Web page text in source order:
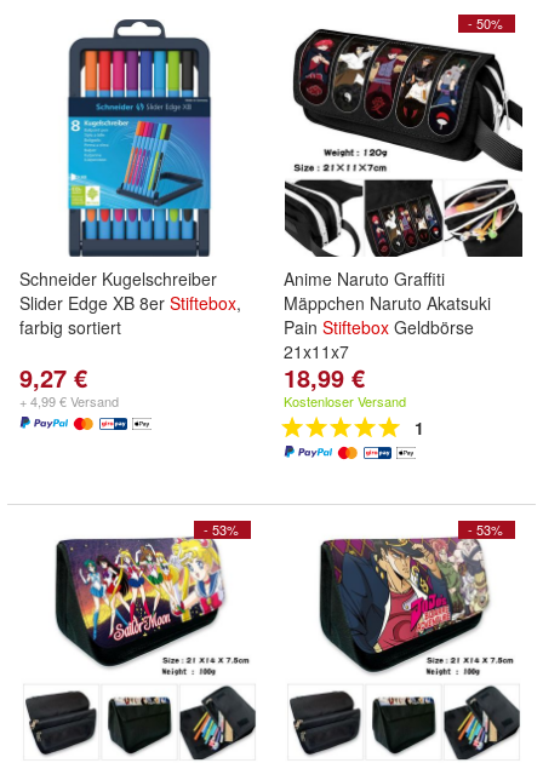
Schneider Kugelschreiber
Slider Edge XB 8er Stiftebox,
farbig sortiert
9,27 €
+ 4,99 € Versand
- 50%
Anime Naruto Graffiti
Mäppchen Naruto Akatsuki
Pain Stiftebox Geldbörse
21x11x7
18,99 €
Kostenloser Versand
1
- 53% - 53%